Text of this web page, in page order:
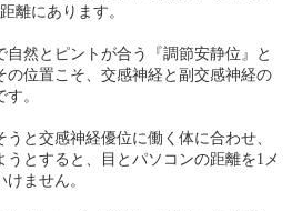
離にあります。
自然とピントが合う『調節安静位』と
の位置こそ、交感神経と副交感神経の
。
と交感神経優位に働く体に合わせ、
うとすると、目とパソコンの距離を1メ
ません。